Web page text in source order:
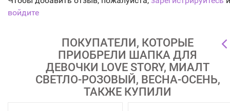
войдите
ПОКУПАТЕЛИ, КОТОРЫЕ
ПРИОБРЕЛИ ШАПКА ДЛЯ
ДЕВОЧКИ LOVE STORY, МИАЛТ
СВЕТЛО-РОЗОВЫЙ, ВЕСНА-ОСЕНЬ,
ТАКЖЕ КУПИЛИ